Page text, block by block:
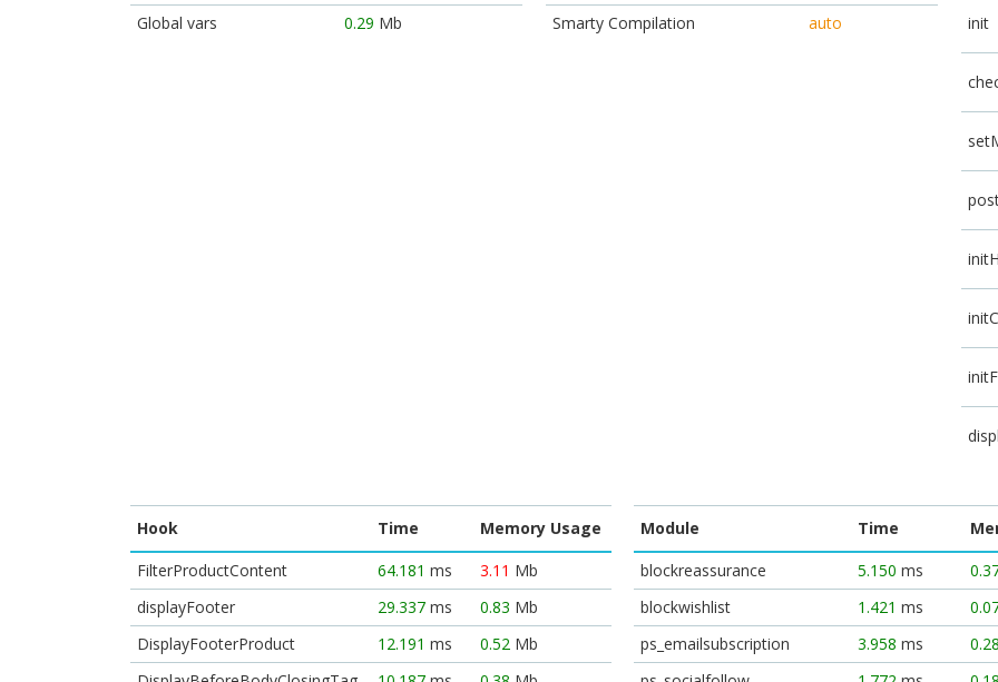
Global vars
0.29 Mb
Smarty Compilation
auto init
Hook Time
Memory Usage
FilterProductContent
64.181 ms 3.11 Mb
displayFooter
29.337 ms 0.83 Mb
DisplayFooterProduct
12.191 ms 0.52 Mb
Module Time
blockreassurance
5.150 ms
blockwishlist
1.421 ms
ps_emailsubscription
3.958 ms